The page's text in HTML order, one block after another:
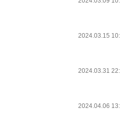
2024.03.15
2024.03.31
2024.04.06